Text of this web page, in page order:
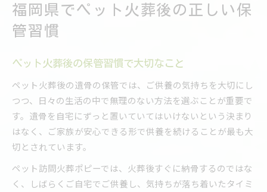
福岡県でペット火葬後の正しい保
管習慣
ペット火葬後の保管習慣で大切なこと
ペット火葬後の遺骨の保管では、ご供養の気持ちを大切にし
つつ、日々の生活の中で無理のない方法を選ぶことが重要で
す。遺骨を自宅にずっと置いていてはいけないという決まり
はなく、ご家族が安心できる形で供養を続けることが最も大
切とされています。
ペット訪問火葬ポピーでは、火葬後すぐに納骨するのではな
く、しばらくご自宅でご供養し、気持ちが落ち着いたタイミ